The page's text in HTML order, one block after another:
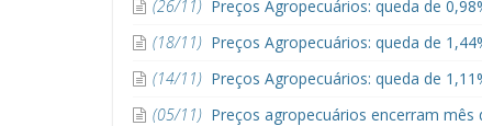
(26/11) Preços Agropecuários: queda de
(18/11) Preços Agropecuários: queda de
(14/11) Preços Agropecuários: queda de
(05/11) Preços agropecuários encerram